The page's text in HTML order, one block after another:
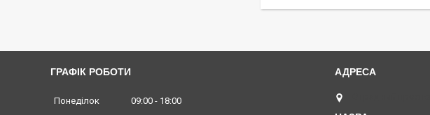
ГРАФІК РОБОТИ
Понеділок 09:00
18:00